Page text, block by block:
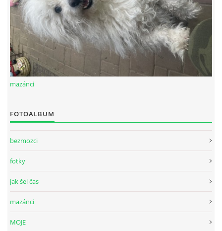
mazánci
FOTOALBUM
bezmozci
fotky
jak šel čas
mazánci
MOJE